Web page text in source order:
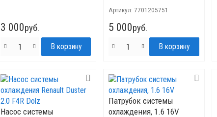
3 000руб.
Артикул:7701205751
5 000руб.
Насос системы
Патрубок системы
охлаждения, 1.6 16V